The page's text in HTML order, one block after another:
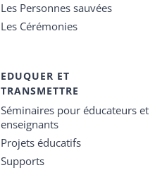
Les Personnes sauvées
Les Cérémonies
EDUQUER ET
TRANSMETTRE
Séminaires pour éducateurs et
enseignants
Projets éducatifs
Supports